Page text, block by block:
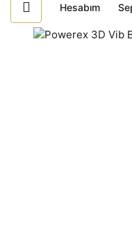
Hesabım